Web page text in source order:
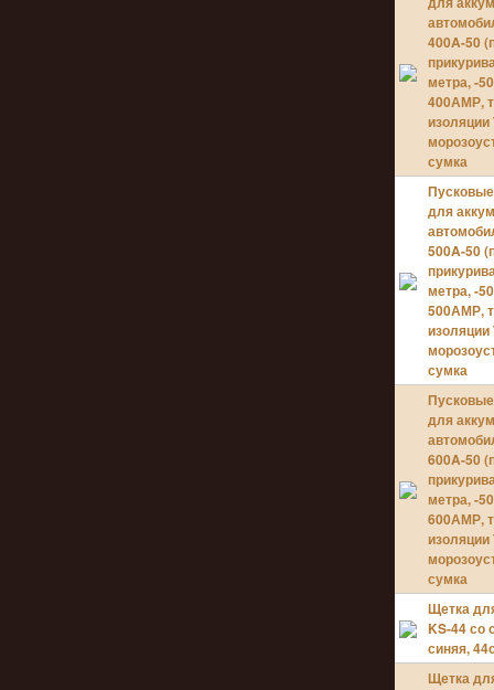
400A-50
метра, -
400АМР,
изоляции
сумка
для
500A-50
метра, -
500АМР,
изоляции
сумка
для
600A-50
метра, -
600АМР,
изоляции
сумка
Щетка
KS-44 со
синяя,
Щетка